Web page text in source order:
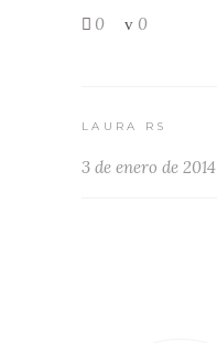
0 0
LAURA RS
3 de enero de 2014